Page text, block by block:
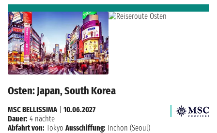
Osten: Japan, South Korea
MSC BELLISSIMA| 10.06.2027
Dauer: 4 nächte
Abfahrt von: Tokyo Ausschiffung: Inchon (Seoul)